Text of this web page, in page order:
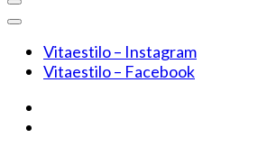
Vitaestilo – Instagram
Vitaestilo – Facebook